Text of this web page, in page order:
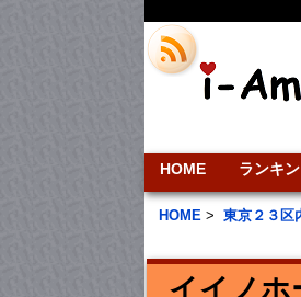
HOME ランキ
HOME > 東京２３区
イイノホ